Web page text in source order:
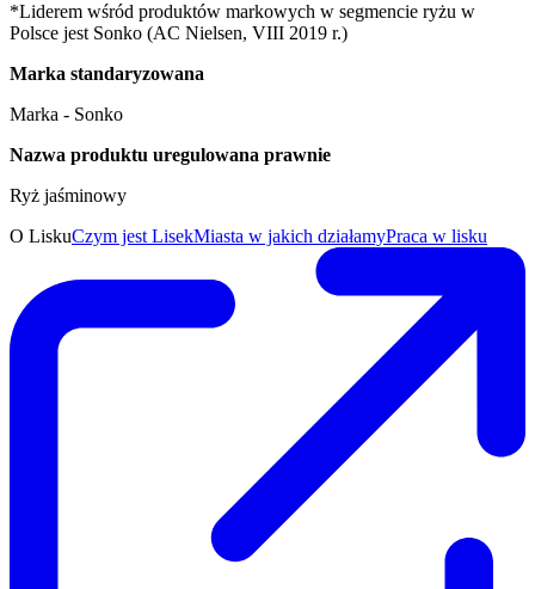
*Liderem wśród produktów markowych w segmencie ryżu w
Polsce jest Sonko (AC Nielsen, VIII 2019 r.)
Marka standaryzowana
Marka - Sonko
Nazwa produktu uregulowana prawnie
Ryż jaśminowy
O LiskuCzym jest LisekMiasta w jakich działamyPraca w lisku